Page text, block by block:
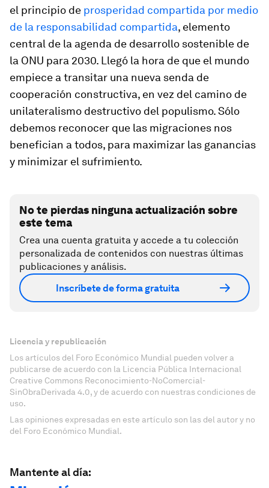
el principio de prosperidad compartida por medio
de la responsabilidad compartida, elemento
central de la agenda de desarrollo sostenible de
la ONU para 2030. Llegó la hora de que el mundo
empiece a transitar una nueva senda de
cooperación constructiva, en vez del camino de
unilateralismo destructivo del populismo. Sólo
debemos reconocer que las migraciones nos
benefician a todos, para maximizar las ganancias
y minimizar el sufrimiento.
No te pierdas ninguna actualización sobre
este tema
Crea una cuenta gratuita y accede a tu colección
personalizada de contenidos con nuestras últimas
publicaciones y análisis.
Inscríbete de forma gratuita
Licencia y republicación
Los artículos del Foro Económico Mundial pueden volver a
publicarse de acuerdo con la Licencia Pública Internacional
Creative Commons Reconocimiento-NoComercial-
SinObraDerivada 4.0, y de acuerdo con nuestras condiciones de
uso.
Las opiniones expresadas en este artículo son las del autor y no
del Foro Económico Mundial.
Mantente al día: